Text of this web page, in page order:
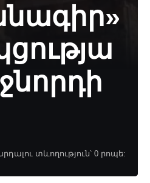
տևողություն՝ 0 րոպե: